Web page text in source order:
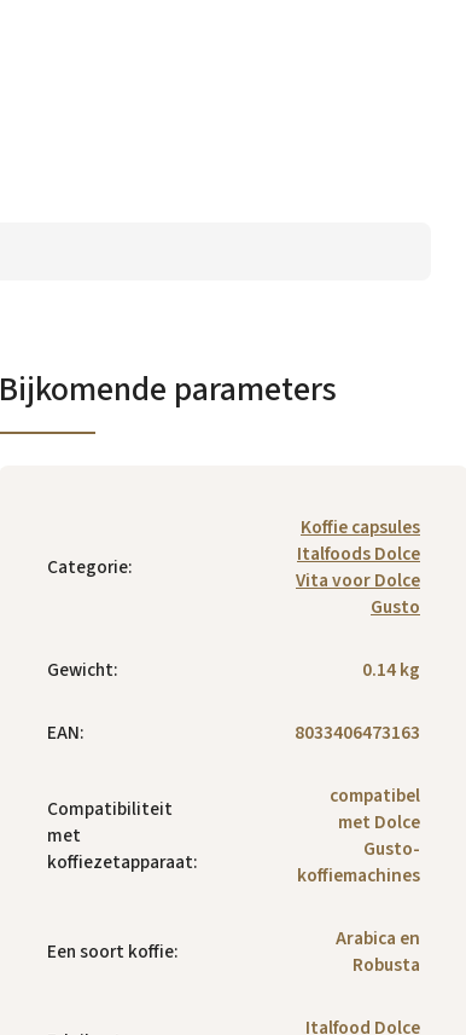
Bijkomende parameters
Categorie:
Koffie capsules
Italfoods Dolce
Vita voor Dolce
Gusto
Gewicht: 0.14 kg
EAN: 8033406473163
Compatibiliteit
met
koffiezetapparaat:
compatibel
met Dolce
Gusto-
koffiemachines
Een soort koffie:
Arabica en
Robusta
Italfood Dolce